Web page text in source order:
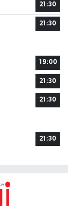
21:30
21:30
19:00
21:30
21:30
21:30